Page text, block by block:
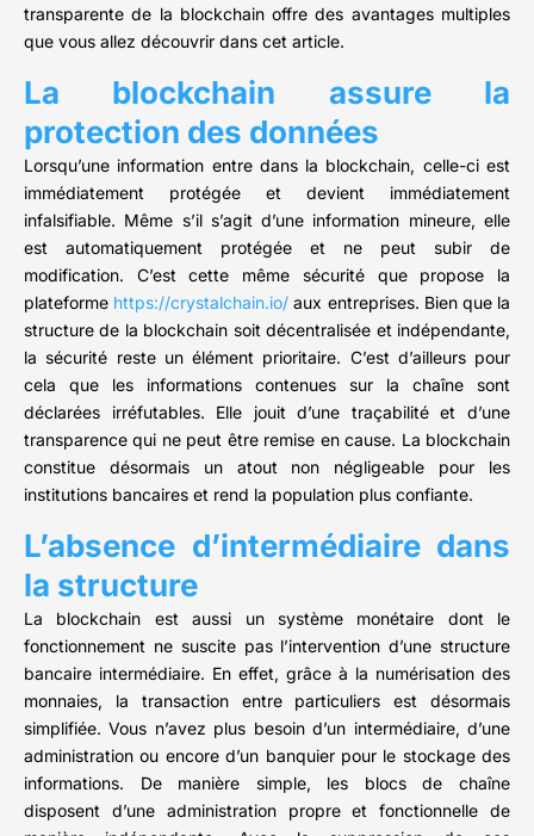
transparente de la blockchain offre des avantages multiples
que vous allez découvrir dans cet article.
La blockchain assure la
protection des données
Lorsqu’une information entre dans la blockchain, celle-ci est
immédiatement protégée et devient immédiatement
infalsifiable. Même s’il s’agit d’une information mineure, elle
est automatiquement protégée et ne peut subir de
modification. C’est cette même sécurité que propose la
plateforme https://crystalchain.io/ aux entreprises. Bien que la
structure de la blockchain soit décentralisée et indépendante,
la sécurité reste un élément prioritaire. C’est d’ailleurs pour
cela que les informations contenues sur la chaîne sont
déclarées irréfutables. Elle jouit d’une traçabilité et d’une
transparence qui ne peut être remise en cause. La blockchain
constitue désormais un atout non négligeable pour les
institutions bancaires et rend la population plus confiante.
L’absence d’intermédiaire dans
la structure
La blockchain est aussi un système monétaire dont le
fonctionnement ne suscite pas l’intervention d’une structure
bancaire intermédiaire. En effet, grâce à la numérisation des
monnaies, la transaction entre particuliers est désormais
simplifiée. Vous n’avez plus besoin d’un intermédiaire, d’une
administration ou encore d’un banquier pour le stockage des
informations. De manière simple, les blocs de chaîne
disposent d’une administration propre et fonctionnelle de